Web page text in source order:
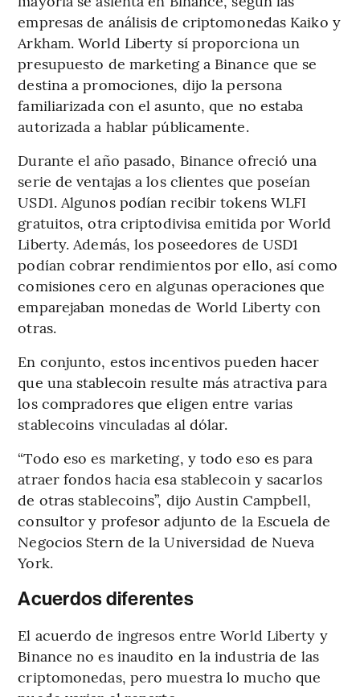
empresas de análisis de criptomonedas Kaiko y
Arkham. World Liberty sí proporciona un
presupuesto de marketing a Binance que se
destina a promociones, dijo la persona
familiarizada con el asunto, que no estaba
autorizada a hablar públicamente.
Durante el año pasado, Binance ofreció una
serie de ventajas a los clientes que poseían
USD1. Algunos podían recibir tokens WLFI
gratuitos, otra criptodivisa emitida por World
Liberty. Además, los poseedores de USD1
podían cobrar rendimientos por ello, así como
comisiones cero en algunas operaciones que
emparejaban monedas de World Liberty con
otras.
En conjunto, estos incentivos pueden hacer
que una stablecoin resulte más atractiva para
los compradores que eligen entre varias
stablecoins vinculadas al dólar.
“Todo eso es marketing, y todo eso es para
atraer fondos hacia esa stablecoin y sacarlos
de otras stablecoins”, dijo Austin Campbell,
consultor y profesor adjunto de la Escuela de
Negocios Stern de la Universidad de Nueva
York.
Acuerdos diferentes
El acuerdo de ingresos entre World Liberty y
Binance no es inaudito en la industria de las
criptomonedas, pero muestra lo mucho que